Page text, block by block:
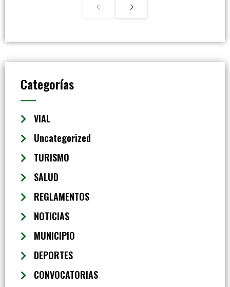
Categorías
VIAL
Uncategorized
TURISMO
SALUD
REGLAMENTOS
NOTICIAS
MUNICIPIO
DEPORTES
CONVOCATORIAS